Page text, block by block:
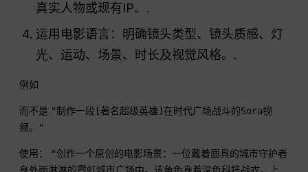
真实人物或现有IP。.
运用电影语言：明确镜头类型、镜头质感、灯
光、运动、场景、时长及视觉风格。.
例如
而不是 "制作一段[著名超级英雄]在时代广场战斗的Sora视
频。"
使用：
"创作一个原创的电影场景：一位戴着面具的城市守护者